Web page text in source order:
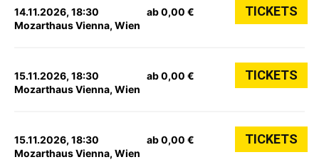
14.11.2026, 18:30
Mozarthaus Vienna, Wien
ab 0,00 € TICKETS
15.11.2026, 18:30
Mozarthaus Vienna, Wien
ab 0,00 € TICKETS
15.11.2026, 18:30
Mozarthaus Vienna, Wien
ab 0,00 € TICKETS